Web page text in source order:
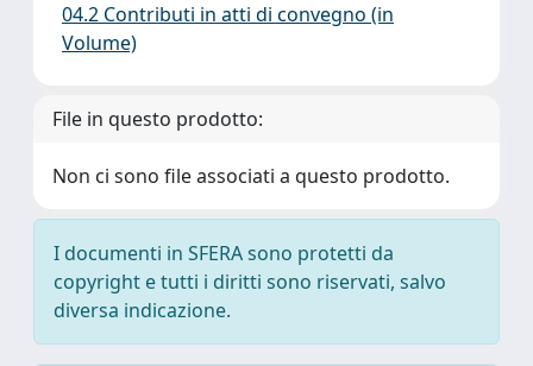
04.2 Contributi in atti di convegno (in
Volume)
File in questo prodotto:
Non ci sono file associati a questo prodotto.
I documenti in SFERA sono protetti da
copyright e tutti i diritti sono riservati, salvo
diversa indicazione.